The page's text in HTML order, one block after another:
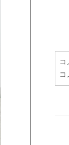
コ
コ